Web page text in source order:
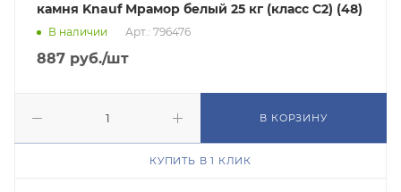
камня Knauf Мрамор белый 25 кг (класс C2) (48)
В наличии Арт.: 796476
887 руб./шт
В КОРЗИНУ
КУПИТЬ В 1 КЛИК